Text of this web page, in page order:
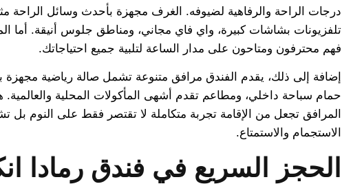
درجات الراحة والرفاهية لضيوفه. الغرف مجهزة بأحدث وسائل الراحة
تلفزيونات بشاشات كبيرة، واي فاي مجاني، ومناطق جلوس أنيقة. أما
فهم محترفون ومتاحون على مدار الساعة لتلبية جميع احتياجاتك.
إضافة إلى ذلك، يقدم الفندق مرافق متنوعة تشمل صالة رياضية مجهزة
حمام سباحة داخلي، ومطاعم تقدم أشهى المأكولات المحلية والعالمية.
المرافق تجعل من الإقامة تجربة متكاملة لا تقتصر فقط على النوم بل
الاستجمام والاستمتاع.
الحجز السريع في فندق رمادا